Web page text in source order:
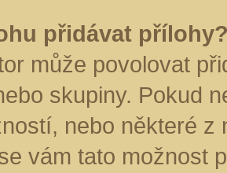
přidávat
může povolovat
skupiny. Pokud
nebo některé z
vám tato možnost